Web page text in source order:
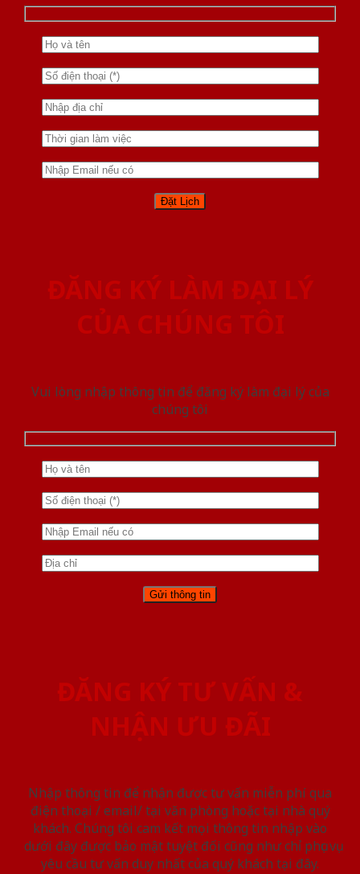
ĐĂNG KÝ LÀM ĐẠI LÝ
CỦA CHÚNG TÔI
Vui lòng nhập thông tin để đăng ký làm đại lý của
chúng tôi
ĐĂNG KÝ TƯ VẤN &
NHẬN ƯU ĐÃI
Nhập thông tin để nhận được tư vấn miễn phí qua
điện thoại / email/ tại văn phòng hoặc tại nhà quý
khách. Chúng tôi cam kết mọi thông tin nhập vào
dưới đây được bảo mật tuyệt đối cũng như chỉ phục vụ
yêu cầu tư vấn duy nhất của quý khách tại đây.